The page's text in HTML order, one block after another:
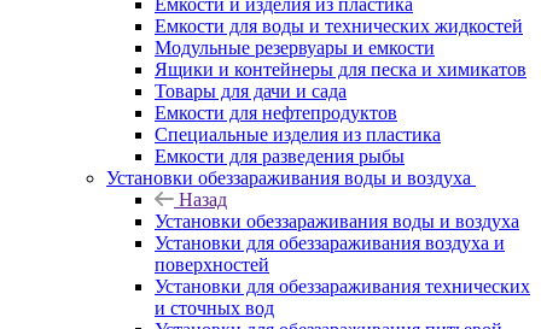
Емкости и изделия из пластика
Емкости для воды и технических жидкостей
Модульные резервуары и емкости
Ящики и контейнеры для песка и химикатов
Товары для дачи и сада
Емкости для нефтепродуктов
Специальные изделия из пластика
Емкости для разведения рыбы
Установки обеззараживания воды и воздуха
Назад
Установки обеззараживания воды и воздуха
Установки для обеззараживания воздуха и
поверхностей
Установки для обеззараживания технических
и сточных вод